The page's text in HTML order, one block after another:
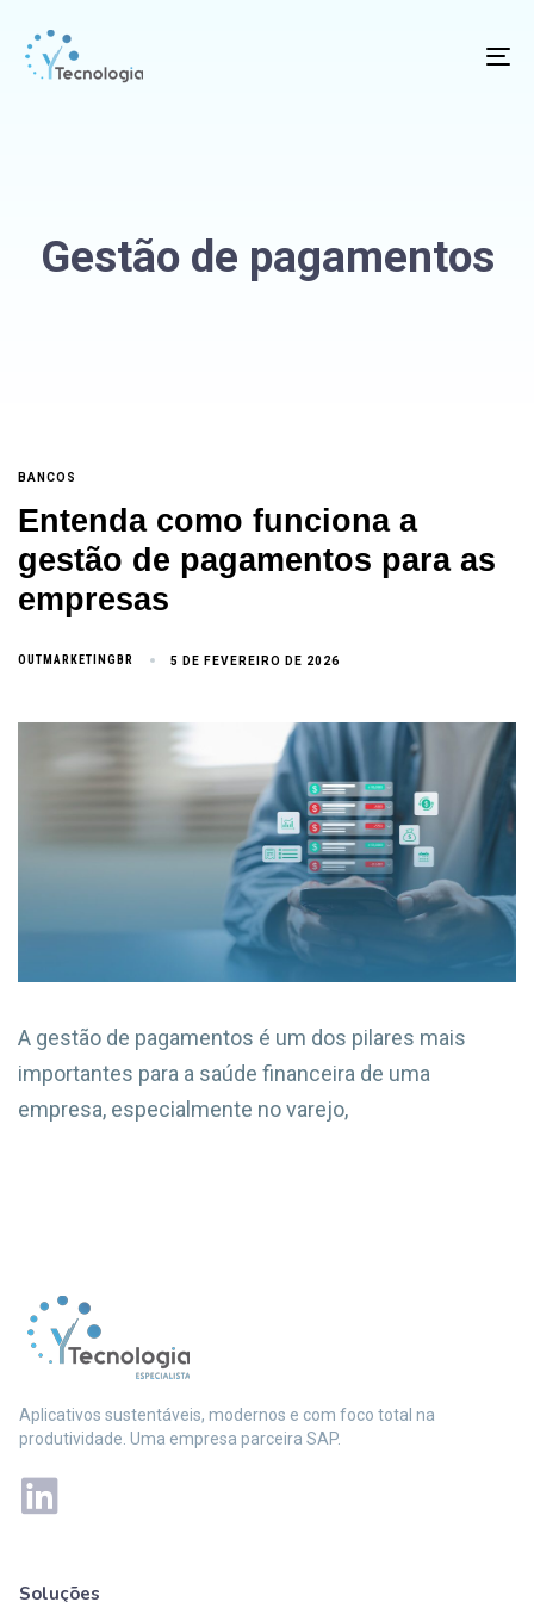
Gestão de pagamentos
BANCOS
Entenda como funciona a
gestão de pagamentos para as
empresas
OUTMARKETINGBR 5 DE FEVEREIRO DE 2026
A gestão de pagamentos é um dos pilares mais
importantes para a saúde financeira de uma
empresa, especialmente no varejo,
Aplicativos sustentáveis, modernos e com foco total na
produtividade. Uma empresa parceira SAP.
Soluções